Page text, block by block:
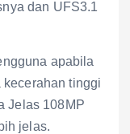
dan UFS3.1
apabila
tinggi
Jelas 108MP
jelas.